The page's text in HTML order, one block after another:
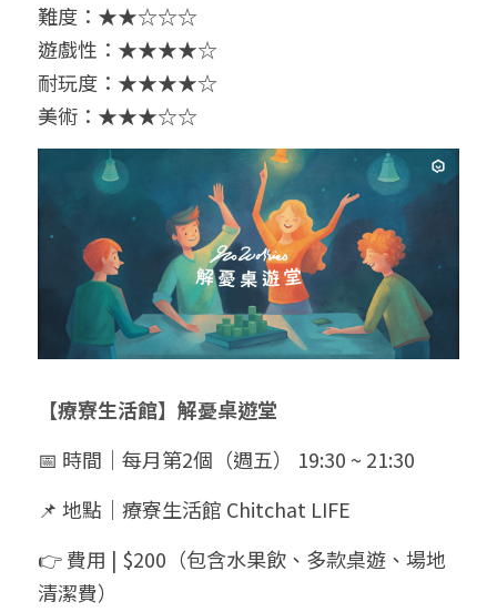
難度：★★☆☆☆
遊戲性：★★★★☆
耐玩度：★★★★☆
美術：★★★☆☆
【療寮生活館】解憂桌遊堂
📅 時間｜每月第2個（週五） 19:30 ~ 21:30
📌 地點｜療寮生活館 Chitchat LIFE
👉 費用 | $200（包含水果飲、多款桌遊、場地
清潔費）